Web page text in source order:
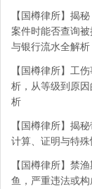
【国樽律所】揭
案件时能否查询
与银行流水全解析
【国樽律所】工
析，从等级到原
析
【国樽律所】揭
计算、证明与特
【国樽律所】禁
鱼，严重违法或